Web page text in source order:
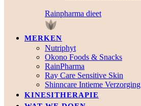
Rainpharma dieet
MERKEN
Nutriphyt
Okono Foods & Snacks
RainPharma
Ray Care Sensitive Skin
Shinncare Intieme Verzorging
KINESITHERAPIE